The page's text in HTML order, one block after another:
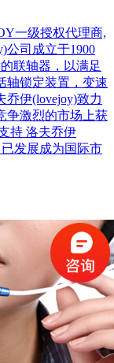
一级授权代理商,
公司成立于1900
联轴器，以满足
轴锁定装置，变速
伊(lovejoy)致力
争激烈的市场上获
持 洛夫乔伊
发展成为国际市